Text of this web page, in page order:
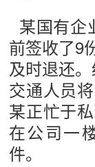
某国有企
前签收了9
及时退还
交通人员
某正忙于
在公司一
件。